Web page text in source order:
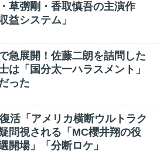
草彅剛・香取慎吾の主演作
益システム」
急展開！佐藤二朗を詰問した
は「国分太一ハラスメント」
った
活「アメリカ横断ウルトラク
問視される「MC櫻井翔の役
開場」「分断ロケ」